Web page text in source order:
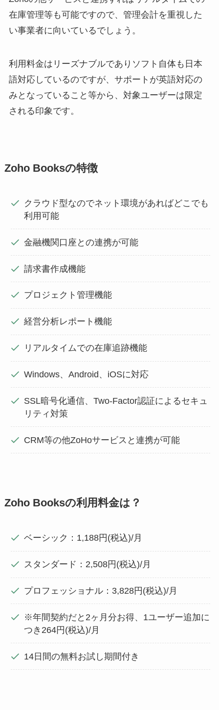
在庫管理等も可能ですので、管理会計を重視した
い事業者に向いているでしょう。
利用料金はリーズナブルでありソフト自体も日本
語対応しているのですが、サポートが英語対応の
みとなっていること等から、対象ユーザーは限定
される印象です。
Zoho Booksの特徴
クラウド型なのでネット環境があればどこでも
利用可能
金融機関口座との連携が可能
請求書作成機能
プロジェクト管理機能
経営分析レポート機能
リアルタイムでの在庫追跡機能
Windows、Android、iOSに対応
SSL暗号化通信、Two-Factor認証によるセキュ
リティ対策
CRM等の他ZoHoサービスと連携が可能
Zoho Booksの利用料金は？
ベーシック：1,188円(税込)/月
スタンダード：2,508円(税込)/月
プロフェッショナル：3,828円(税込)/月
※年間契約だと2ヶ月分お得、1ユーザー追加に
つき264円(税込)/月
14日間の無料お試し期間付き